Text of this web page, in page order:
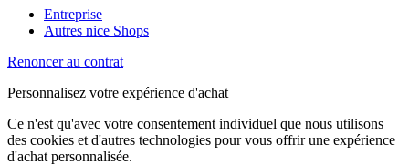
Entreprise
Autres nice Shops
Renoncer au contrat
Personnalisez votre expérience d'achat
Ce n'est qu'avec votre consentement individuel que nous utilisons
des cookies et d'autres technologies pour vous offrir une expérience
d'achat personnalisée.